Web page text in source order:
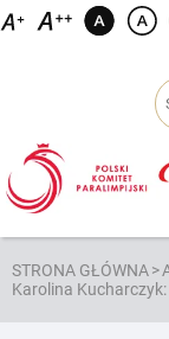
Przejdź
STRONA GŁÓWNA>
Karolina